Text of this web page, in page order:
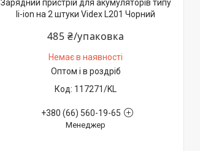
Зарядний пристрій для акумуляторів типу
li-ion на 2 штуки Videx L201 Чорний
485 ₴/упаковка
Немає в наявності
Оптом і в роздріб
117271/KL
+380 (66) 560-19-65
Менеджер